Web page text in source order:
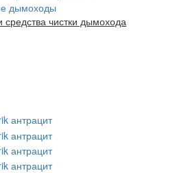
дымоходы
средства чистки дымохода